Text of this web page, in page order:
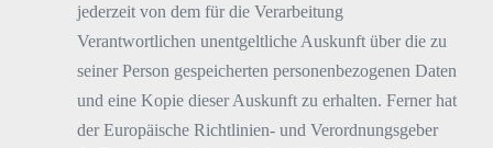
jederzeit von dem für die Verarbeitung
Verantwortlichen unentgeltliche Auskunft über die zu
seiner Person gespeicherten personenbezogenen Daten
und eine Kopie dieser Auskunft zu erhalten. Ferner hat
der Europäische Richtlinien- und Verordnungsgeber